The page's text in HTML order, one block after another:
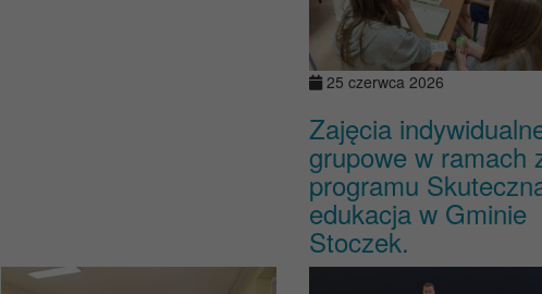
25 czerwca 2026
Zajęcia
grupowe w ramach
programu
edukacja w Gminie
Stoczek.